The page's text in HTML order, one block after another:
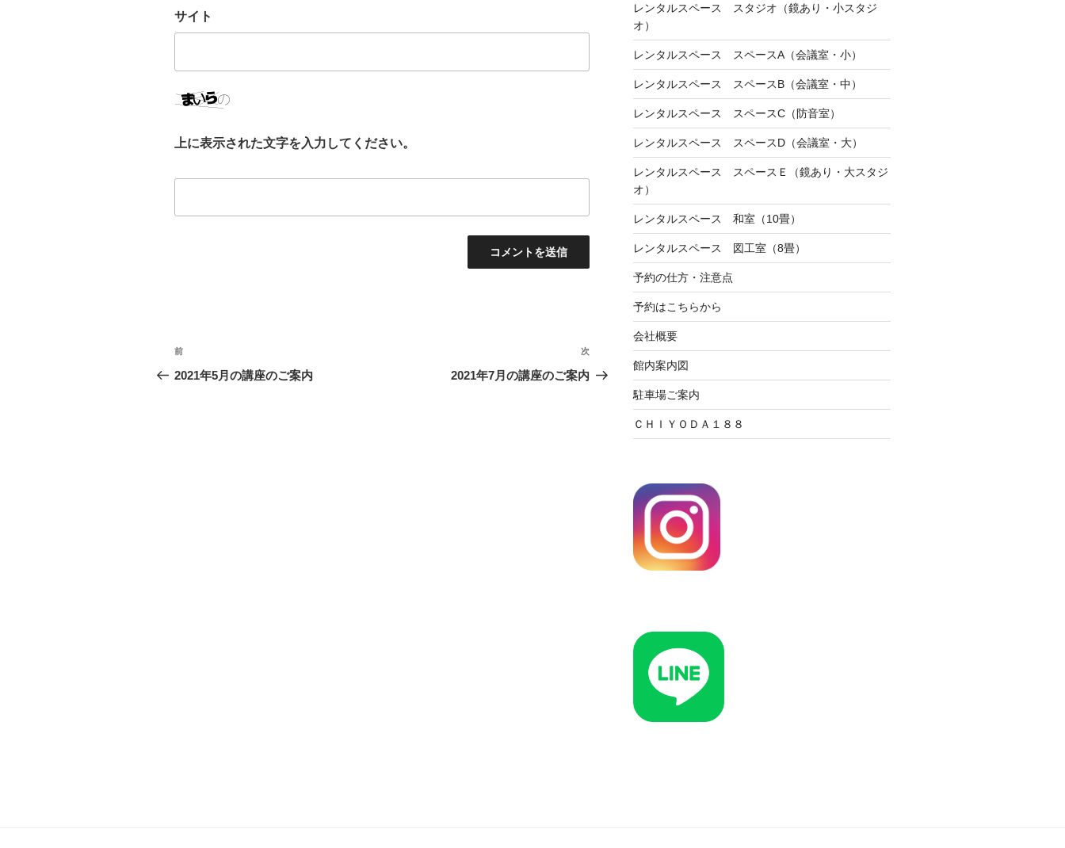
サイト
上に表示された文字を入力してください。
投
稿
前
の
前
2021年5月の講座のご案内
次
の
次
2021年7月の講座のご案内
レンタルスペース スタジオ（鏡あり・小スタジ
オ）
レンタルスペース スペースA（会議室・小）
レンタルスペース スペースB（会議室・中）
レンタルスペース スペースC（防音室）
レンタルスペース スペースD（会議室・大）
レンタルスペース スペースＥ（鏡あり・大スタジ
オ）
レンタルスペース 和室（10畳）
レンタルスペース 図工室（8畳）
予約の仕方・注意点
予約はこちらから
会社概要
館内案内図
駐車場ご案内
ＣＨＩＹＯＤＡ１８８